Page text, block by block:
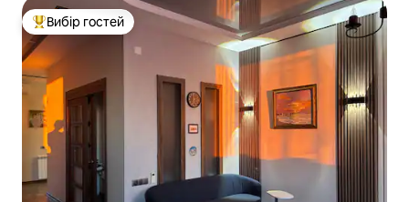
Топ вибір гостей
Вибір гостей